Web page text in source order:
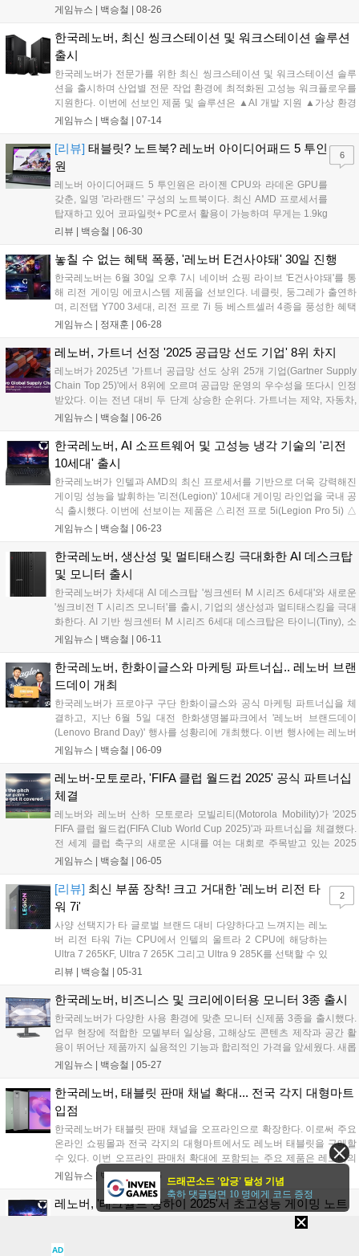
기능을 갖춘 AI 인프라를 바탕으로 기업이 AI 팩토리를 구축 및 확장, 운
과 서비스, 플랫폼은 기업이 모든 환경에 맞춰 적합한 AI를 보다 빠르게
배포할 수 있도록 지원하고 생산성, 민첩성, 신뢰성을 기반으로 한 비즈
니스 가치 실현을 가능하게 한다....
게임뉴스 | 백승철 08-26
한국레노버, 최신 씽크스테이션 및 워크스테이션 솔루션
출시
한국레노버가 전문가를 위한 최신 씽크스테이션 및 워크스테이션 솔루
션을 출시하며 산업별 전문 작업 환경에 최적화된 고성능 워크플로우를
지원한다. 이번에 선보인 제품 및 솔루션은 ▲AI 개발 지원 ▲가상 환경
기반의 공간 컴퓨팅 성능 강화 ▲언제 어디서나 고성능 워크스테이션 접
우를 가속화할 수 있도록 설계됐다....
게임뉴스 | 백승철 07-14
[리뷰] 태블릿? 노트북? 레노버 아이디어패드 5 투인
원
레노버 아이디어패드 5 투인원은 라이젠 CPU와 라데온 GPU를
갖춘, 일명 '라라랜드' 구성의 노트북이다. 최신 AMD 프로세서를
탑재하고 있어 코파일럿+ PC로서 활용이 가능하며 무게는 1.9kg
로 요즘 노트북 치고 가벼운 편은 아니지만 360도 회전이 가능한
수도 있고 360도를 완전 접어서 태블릿처럼 사용할 수도 있다. 별
도의 거치가 필요한 경우 텐트 모드를 통해 세워서 영상을 시청하
거나 편하게 드로잉에 전념할 수도 있다....
리뷰 | 백승철 06-30
6
놓칠 수 없는 혜택 폭풍, '레노버 E건사야돼' 30일 진행
한국레노버는 6월 30일 오후 7시 네이버 쇼핑 라이브 'E건사야돼'를 통
해 리전 게이밍 에코시스템 제품을 선보인다. 네클릿, 둥그레가 출연하
며, 리전탭 Y700 3세대, 리전 프로 7i 등 베스트셀러 4종을 풍성한 혜택
으로 제공한다. 최대 14% 적립, 쿠폰, 사은품 등 다양한 혜택과 이벤트가
게임뉴스 | 정재훈 06-28
레노버, 가트너 선정 '2025 공급망 선도 기업' 8위 차지
레노버가 2025년 '가트너 공급망 선도 상위 25개 기업(Gartner Supply
Chain Top 25)'에서 8위에 오르며 공급망 운영의 우수성을 또다시 인정
받았다. 이는 전년 대비 두 단계 상승한 순위다. 가트너는 제약, 자동차,
소비재, 기술 등 다양한 산업군의 기업들을 대상으로 공급망 전략과 실
과 ESG(환경, 사회, 지배구조) 데이터, 비즈니스 성과, 공급망 커뮤니티
내 리더십에 대한 전문가 의견을 종합해 이뤄진다....
게임뉴스 | 백승철 06-26
한국레노버, AI 소프트웨어 및 고성능 냉각 기술의 '리전
10세대' 출시
한국레노버가 인텔과 AMD의 최신 프로세서를 기반으로 더욱 강력해진
게이밍 성능을 발휘하는 '리전(Legion)' 10세대 게이밍 라인업을 국내 공
식 출시했다. 이번에 선보이는 제품은 △리전 프로 5i(Legion Pro 5i) △
리전 5(Legion 5) △리전 7i(Legion 7i) △로크(LOQ) 15IRX10 △리전
탑부터 합리적인 가격의 실속형 모델까지 다양한 라인업이 입문자와 하
드코어 게이머 모두에게 유효한 선택지를 제공한다....
게임뉴스 | 백승철 06-23
한국레노버, 생산성 및 멀티태스킹 극대화한 AI 데스크탑
및 모니터 출시
한국레노버가 차세대 AI 데스크탑 '씽크센터 M 시리즈 6세대'와 새로운
'씽크비전 T 시리즈 모니터'를 출시, 기업의 생산성과 멀티태스킹을 극대
화한다. AI 기반 씽크센터 M 시리즈 6세대 데스크탑은 타이니(Tiny), 소
형(SFF), 타워형의 다양한 폼팩터로 출시돼 사용자의 다양한 니즈를 충
설계, 데이터 분석과 같은 복잡한 작업을 원활하게 수행한다....
게임뉴스 | 백승철 06-11
한국레노버, 한화이글스와 마케팅 파트너십.. 레노버 브랜
드데이 개최
한국레노버가 프로야구 구단 한화이글스와 공식 마케팅 파트너십을 체
결하고, 지난 6월 5일 대전 한화생명볼파크에서 '레노버 브랜드데이
(Lenovo Brand Day)' 행사를 성황리에 개최했다. 이번 행사에는 레노버
의 다양한 라인업을 직접 체험해 볼 수 있는 전시존과 다양한 온오프라
람객의 큰 관심을 끌었다....
게임뉴스 | 백승철 06-09
레노버-모토로라, 'FIFA 클럽 월드컵 2025' 공식 파트너십
체결
레노버와 레노버 산하 모토로라 모빌리티(Motorola Mobility)가 '2025
FIFA 클럽 월드컵(FIFA Club World Cup 2025)'과 파트너십을 체결했다.
전 세계 클럽 축구의 새로운 시대를 여는 대회로 주목받고 있는 2025
FIFA 클럽 월드컵은 6월 14일부터 미국에서 개최된다. 6개 대륙 연맹에
주 동안 총 63개의 경기를 치른다....
게임뉴스 | 백승철 06-05
[리뷰] 최신 부품 장착! 크고 거대한 '레노버 리전 타
워 7i'
사양 선택지가 타 글로벌 브랜드 대비 다양하다고 느껴지는 레노
버 리전 타워 7i는 CPU에서 인텔의 울트라 2 CPU에 해당하는
Ultra 7 265KF, Ultra 7 265K 그리고 Ultra 9 285K를 선택할 수 있
으며 그래픽카드에서 RTX 5070 Ti 혹은 RTX 5080 중 선택하여
의 게이밍 완본체 데스크톱이다. PC에 큰 관심이 없는 사람들이
라고 해도 많이 들어보셨을 레노버의 게이밍 완본체 데스크톱으
로 거대한 케이스, 일체감 덕택에 눈이 호강하는 LED, 그리고 브
랜드 PC의 한계로 알려진 부품 사양에 있어 많은 선택지를 제공
하여 인상적이다....
리뷰 | 백승철 05-31
2
한국레노버, 비즈니스 및 크리에이터용 모니터 3종 출시
한국레노버가 다양한 사용 환경에 맞춘 모니터 신제품 3종을 출시했다.
업무 현장에 적합한 모델부터 일상용, 고해상도 콘텐츠 제작과 공간 활
용이 뛰어난 제품까지 실용적인 기능과 합리적인 가격을 앞세웠다. 새롭
게 선보인 모니터는 ▲L32p-30 ▲L24-4e ▲D19-10으로, 군더더기 없
가 특징이다....
게임뉴스 | 백승철 05-27
한국레노버, 태블릿 판매 채널 확대... 전국 각지 대형마트
입점
한국레노버가 태블릿 판매 채널을 오프라인으로 확장한다. 이로써 주요
온라인 쇼핑몰과 전국 각지의 대형마트에서도 레노버 태블릿을 구매할
수 있다. 이번 오프라인 판매처 확대에 포함되는 주요 제품은 레노버의
프리미엄 플래그십 태블릿 '아이디어 탭 프로(Idea Tab Pro)'다. 아이디
어 탭 프로는 서클 투 서치(Circle to Search)와 구글 제미나이(Google
Gemini) 등 AI 기능을 탑재해 스마트한 학습 환경을 제공한다. 또한,
12.7인치 3K 디스플레이와 미디어텍 디멘시티 8300으로 시스템 성능을
게임뉴스 | 백승철 05-26
레노버, '테크월드 상하이 2025'서 초고성능 게이밍 노트
AD
드래곤소드 '압긍' 달성 기념
축하 댓글달면 10 명에게 코드 증정